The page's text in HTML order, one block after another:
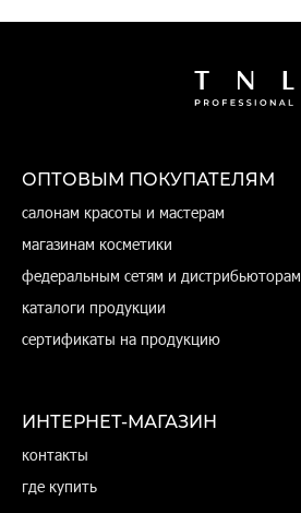
ОПТОВЫМ ПОКУПАТЕЛЯМ
салонам красоты и мастерам
магазинам косметики
федеральным сетям и дистрибьюторам
каталоги продукции
сертификаты на продукцию
ИНТЕРНЕТ-МАГАЗИН
контакты
где купить